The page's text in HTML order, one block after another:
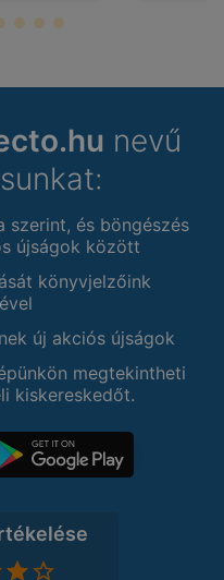
nevű
szerint, és böngészés
újságok között
könyvjelzőink
új akciós újságok
megtekintheti
kiskereskedőt.